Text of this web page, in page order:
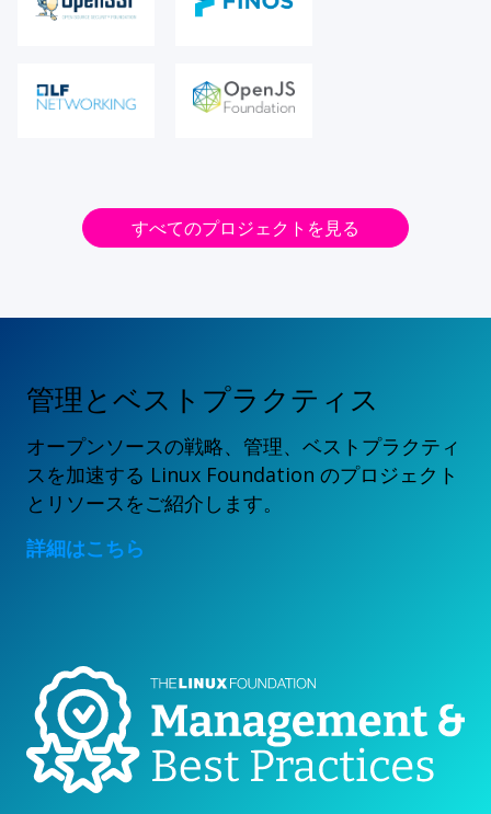
すべてのプロジェクトを見る
管理とベストプラクティス
オープンソースの戦略、管理、ベストプラクティ
スを加速する Linux Foundation のプロジェクト
とリソースをご紹介します。
詳細はこちら